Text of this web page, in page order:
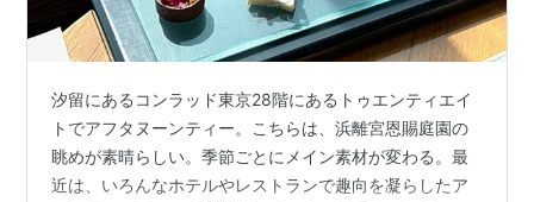
汐留にあるコンラッド東京28階にあるトゥエンティエイ
トでアフタヌーンティー。こちらは、浜離宮恩賜庭園の
眺めが素晴らしい。季節ごとにメイン素材が変わる。最
近は、いろんなホテルやレストランで趣向を凝らしたア